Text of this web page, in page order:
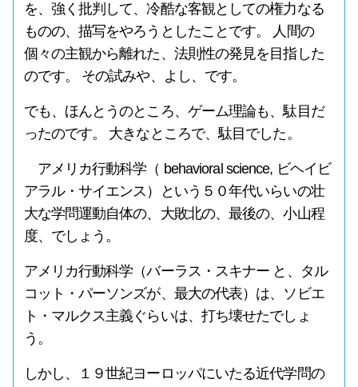
を、強く批判して、冷酷な客観としての権力なる
ものの、描写をやろうとしたことです。 人間の
個々の主観から離れた、法則性の発見を目指した
のです。 その試みや、よし、です。
でも、ほんとうのところ、ゲーム理論も、駄目だ
ったのです。 大きなところで、駄目でした。
アメリカ行動科学（ behavioral science, ビヘイビ
アラル・サイエンス）という５０年代いらいの壮
大な学問運動自体の、大敗北の、最後の、小山程
度、でしょう。
アメリカ行動科学（バーラス・スキナー と、タル
コット・パーソンズが、最大の代表）は、ソビエ
ト・マルクス主義ぐらいは、打ち壊せたでしょ
う。
しかし、１９世紀ヨーロッパにいたる近代学問の